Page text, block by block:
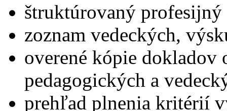
štruktúrovaný
zoznam vedeckých,
overené kópie dokladov
pedagogických a
prehľad plnenia kritérií